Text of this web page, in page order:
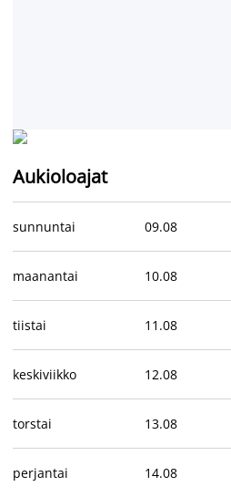
Aukioloajat
sunnuntai 09.08
maanantai 10.08
tiistai 11 .08
keskiviikko 12.08
torstai 13.08
perjantai 14.08